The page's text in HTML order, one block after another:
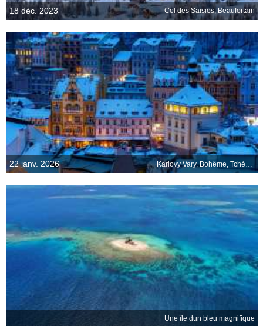
18 déc. 2023 Col des Saisies, Beaufortain
22 janv. 2026 Karlovy Vary, Bohême, Tchéquie
Une île dun bleu magnifique